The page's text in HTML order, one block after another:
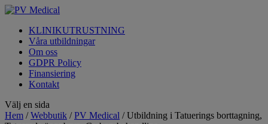
KLINIKUTRUSTNING
Våra utbildningar
Om oss
GDPR Policy
Finansiering
Kontakt
Välj en sida
Hem /Webbutik /PV Medical / Utbildning i Tatuerings borttagning,